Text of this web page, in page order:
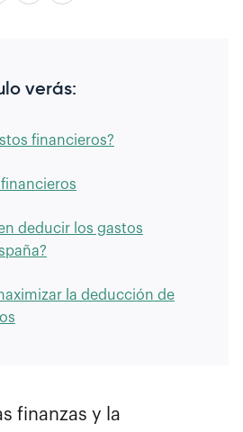
verás:
financieros?
deducir los gastos
la deducción de
finanzas y la